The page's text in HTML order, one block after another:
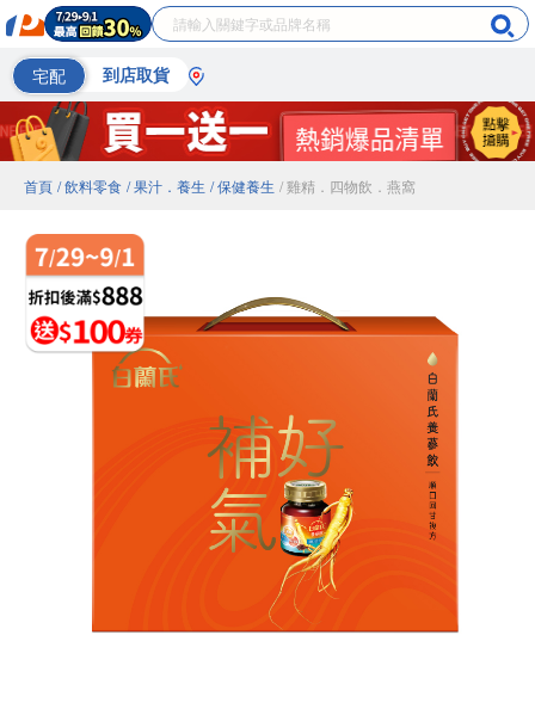
宅配 到店取貨
首頁 / 飲料零食 / 果汁．養生 / 保健養生 / 雞精．四物飲．燕窩